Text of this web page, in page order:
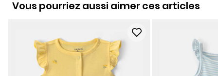
Vous pourriez aussi aimer ces articles